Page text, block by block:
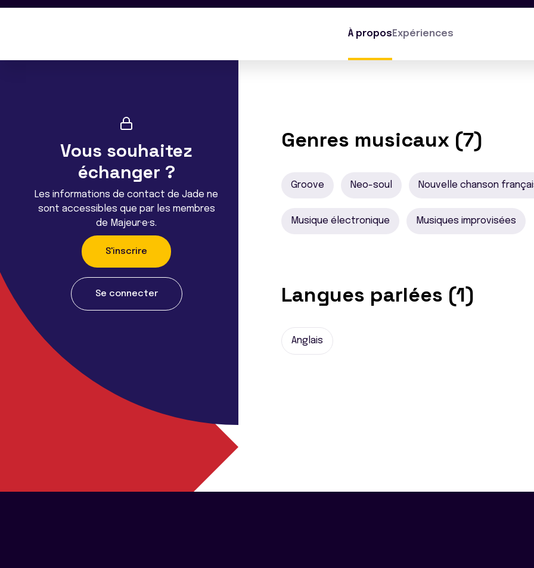
À propos Expériences
Vous souhaitez
échanger ?
Les informations de contact de Jade ne
sont accessibles que par les membres
de Majeur·e·s.
S'inscrire
Se connecter
Genres musicaux (7)
Groove Neo-soul Nouvelle chanson
Musique électronique Musiques improvisées
Langues parlées (1)
Anglais